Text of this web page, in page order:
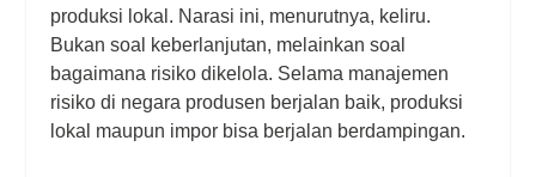
produksi lokal. Narasi ini, menurutnya, keliru.
Bukan soal keberlanjutan, melainkan soal
bagaimana risiko dikelola. Selama manajemen
risiko di negara produsen berjalan baik, produksi
lokal maupun impor bisa berjalan berdampingan.